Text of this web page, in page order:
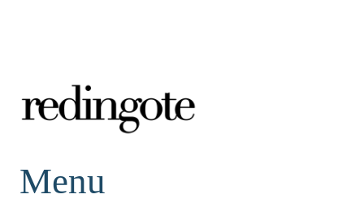
redingote.
Menu